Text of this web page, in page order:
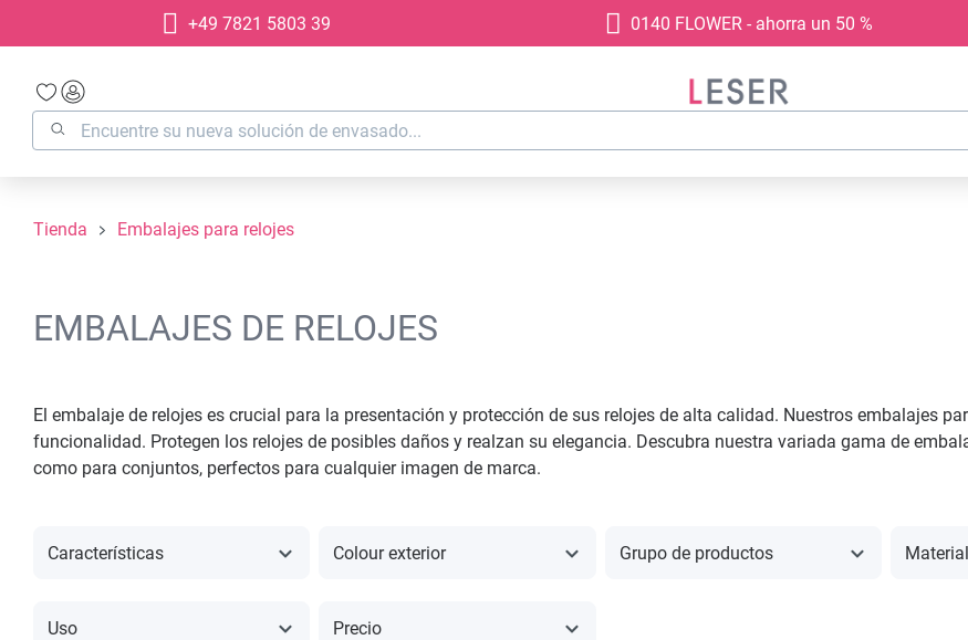
Saltar a la navegación principal
+49 7821 5803 39 0140 FLOWER - ahorra un 50 %
Tienda Embalajes para relojes
EMBALAJES DE RELOJES
El embalaje de relojes es crucial para la presentación y protección de sus relojes de alta calidad. Nuestros embalajes
funcionalidad. Protegen los relojes de posibles daños y realzan su elegancia. Descubra nuestra variada gama de
como para conjuntos, perfectos para cualquier imagen de marca.
Características Colour exterior Grupo de productos Material
Uso Precio